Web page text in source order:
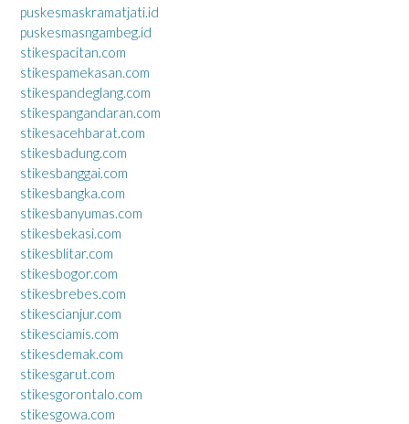
puskesmaskramatjati.id
puskesmasngambeg.id
stikespacitan.com
stikespamekasan.com
stikespandeglang.com
stikespangandaran.com
stikesacehbarat.com
stikesbadung.com
stikesbanggai.com
stikesbangka.com
stikesbanyumas.com
stikesbekasi.com
stikesblitar.com
stikesbogor.com
stikesbrebes.com
stikescianjur.com
stikesciamis.com
stikesdemak.com
stikesgarut.com
stikesgorontalo.com
stikesgowa.com